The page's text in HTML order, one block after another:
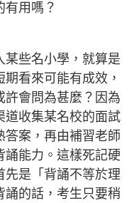
有用嗎？
某些名小學，就算是
看來可能有成效，
許會問為甚麼？因為
道收集某名校的面試
答案，再由補習老師
誦能力。這樣死記硬
先是「背誦不等於理
誦的話，考生只要稍